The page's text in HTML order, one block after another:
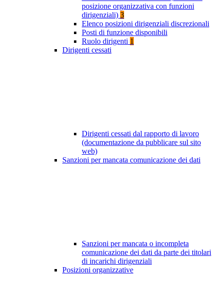
posizione organizzativa con funzioni
dirigenziali) 3
Elenco posizioni dirigenziali discrezionali
Posti di funzione disponibili
Ruolo dirigenti 1
Dirigenti cessati
Dirigenti cessati dal rapporto di lavoro
(documentazione da pubblicare sul sito
web)
Sanzioni per mancata comunicazione dei dati
Sanzioni per mancata o incompleta
comunicazione dei dati da parte dei titolari
di incarichi dirigenziali
Posizioni organizzative